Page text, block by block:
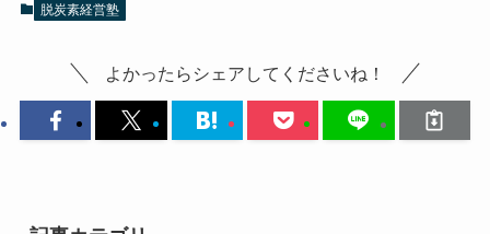
脱炭素経営塾
よかったらシェアしてくださいね！